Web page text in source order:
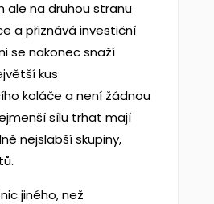
ale na druhou stranu
a přiznává investiční
se nakonec snaží
kus
koláče a není žádnou
sílu trhat mají
nejslabší skupiny,
jiného, než